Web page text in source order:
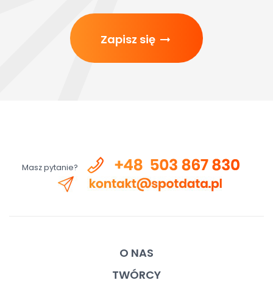
Zapisz się arrow_right_alt
Masz pytanie?
O NAS
TWÓRCY